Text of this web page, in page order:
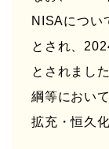
NISAについ
とされ、
とされまし
綱等におい
拡充・恒久